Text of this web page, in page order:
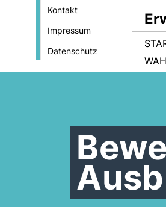
Kontakt
Impressum
Datenschutz